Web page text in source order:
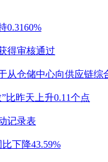
0.3160%
得审核通过
从仓储中心向供应链综
比昨天上升0.11个点
记录表
下降43.59%